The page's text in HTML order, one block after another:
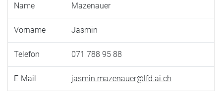
Name Mazenauer
Vorname Jasmin
Telefon 071 788 95 88
E-Mail jasmin.mazenauer@lfd.ai.ch